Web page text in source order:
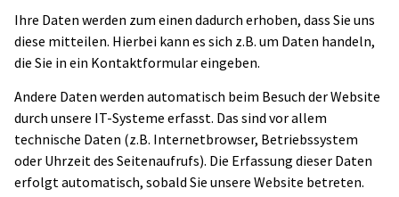
Ihre Daten werden zum einen dadurch erhoben, dass Sie uns
diese mitteilen. Hierbei kann es sich z.B. um Daten handeln,
die Sie in ein Kontaktformular eingeben.
Andere Daten werden automatisch beim Besuch der Website
durch unsere IT-Systeme erfasst. Das sind vor allem
technische Daten (z.B. Internetbrowser, Betriebssystem
oder Uhrzeit des Seitenaufrufs). Die Erfassung dieser Daten
erfolgt automatisch, sobald Sie unsere Website betreten.